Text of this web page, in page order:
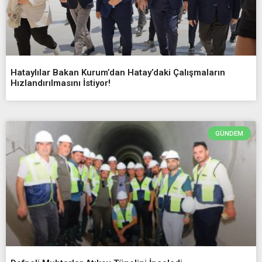
Hataylılar Bakan Kurum’dan Hatay’daki Çalışmaların
Hızlandırılmasını İstiyor!
GÜNDEM